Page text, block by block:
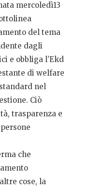
mercoledì13
del tema
dagli
e obbliga l’Ekd
di welfare
nel
Ciò
trasparenza e
che
cose, la